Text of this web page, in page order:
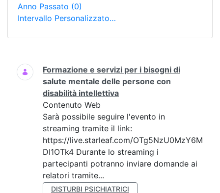
Anno Passato (0)
Intervallo Personalizzato…
Ricerca
Formazione e servizi per i bisogni di
salute mentale delle persone con
disabilità intellettiva
Contenuto Web
Sarà possibile seguire l'evento in
streaming tramite il link:
https://live.starleaf.com/OTg5NzU0MzY6M
DI1OTk4 Durante lo streaming i
partecipanti potranno inviare domande ai
relatori tramite...
DISTURBI PSICHIATRICI